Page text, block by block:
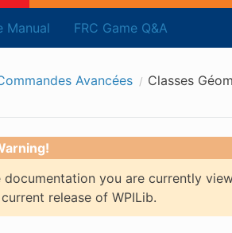
Manual FRC Game Q&A
Avancées Classes
documentation you are currently
release of WPILib.